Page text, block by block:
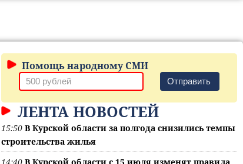
Помощь народному СМИ
Отправить
ЛЕНТА НОВОСТЕЙ
15:50 В Курской области за полгода снизились темпы
строительства жилья